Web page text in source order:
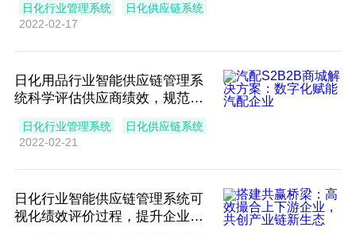
日化行业管理系统
日化供应链系统
2022-02-17
日化用品行业智能供应链管理系
统科学评估供应商绩效，规范企
日化行业管理系统
日化供应链系统
2022-02-21
日化行业智能供应链管理系统可
视化绩效评价过程，提升企业供